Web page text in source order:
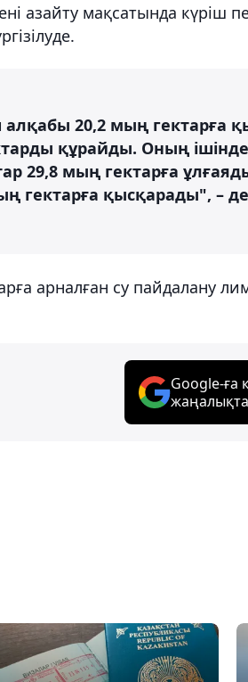
азайту мақсатында күріш
20,2 мың гектарға
құрайды. Оның
29,8 мың гектарға
қысқарады", –
арналған су пайдалану
Google-ға